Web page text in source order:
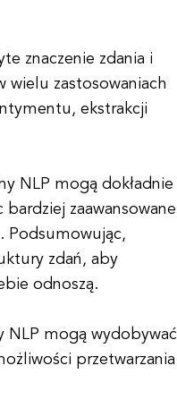
znaczenie zdania i
wielu zastosowaniach
ekstrakcji
NLP mogą dokładnie
zaawansowane
Podsumowując,
zdań, aby
odnoszą.
NLP mogą wydobywać
przetwarzania